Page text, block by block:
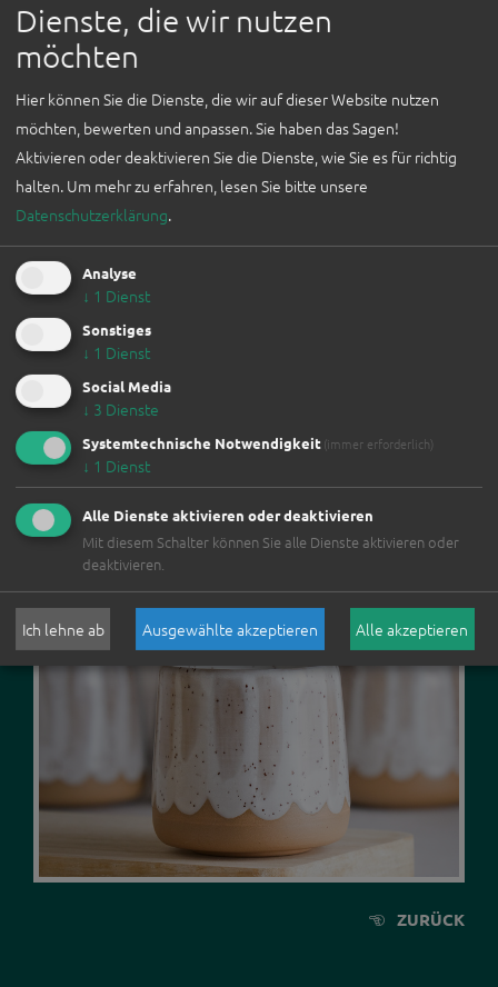
ICH BIN
AUSSTELLER*IN
WEFAIR LINZ
2026
NEWSLETTER
FÜR
UNTERNEHMEN
WORKSHOPS
ÜBER UNS
RÜCKBLICK
ÜBER UNS
TEAM
UNSERE
PRÜFKRITERIEN
GREEN EVENT
ORGANISATIONEN
SPONSOR*INNEN
Sonstige, Österreichisch, EUProdukt
Leidenschaft für Form & Funktion - das junge Label
interpretiert den Ton neu und modern. Elegante
Formen, verspielte Oberflächen und zeitlose Farben,
zeichnen die Werke der Linzer Künstlerin. Die
Einzelstücke und Kleinserien werden in 100%iger
Rohstoffen hergestellt.
MIRI.CERAMICS
ADRESSE:Nißlstraße 24,4040 Linz
INTERNET:www.instagram.com/miri.ceramics
ZURÜCK
Dienste, die wir nutzen
möchten
Hier können Sie die Dienste, die wir auf dieser Website nutzen
möchten, bewerten und anpassen. Sie haben das Sagen!
Aktivieren oder deaktivieren Sie die Dienste, wie Sie es für richtig
halten. Um mehr zu erfahren, lesen Sie bitte unsere
Datenschutzerklärung.
Analyse
↓ 1 Dienst
Sonstiges
↓ 1 Dienst
Social Media
↓ 3 Dienste
Systemtechnische Notwendigkeit(immer erforderlich)
↓ 1 Dienst
Alle Dienste aktivieren oder deaktivieren
Mit diesem Schalter können Sie alle Dienste aktivieren oder
deaktivieren.
Ich lehne ab Ausgewählte akzeptieren Alle akzeptieren